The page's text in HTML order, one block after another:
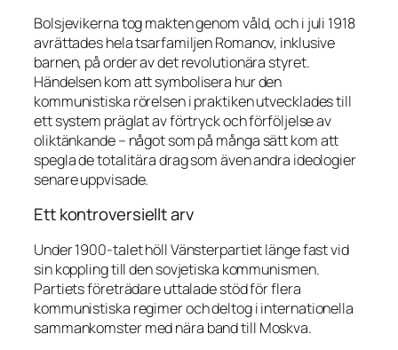
Bolsjevikerna tog makten genom våld, och i juli 1918
avrättades hela tsarfamiljen Romanov, inklusive
barnen, på order av det revolutionära styret.
Händelsen kom att symbolisera hur den
kommunistiska rörelsen i praktiken utvecklades till
ett system präglat av förtryck och förföljelse av
oliktänkande – något som på många sätt kom att
spegla de totalitära drag som även andra ideologier
senare uppvisade.
Ett kontroversiellt arv
Under 1900-talet höll Vänsterpartiet länge fast vid
sin koppling till den sovjetiska kommunismen.
Partiets företrädare uttalade stöd för flera
kommunistiska regimer och deltog i internationella
sammankomster med nära band till Moskva.